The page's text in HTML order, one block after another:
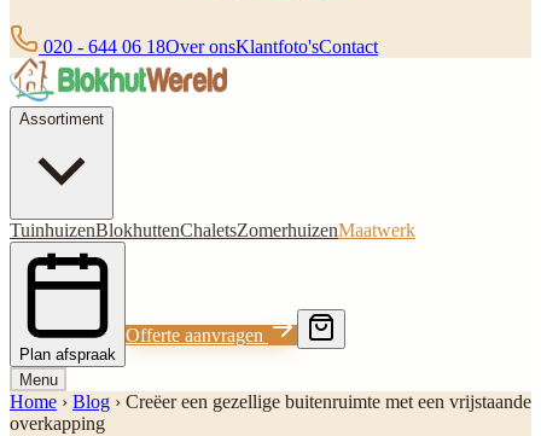
020 - 644 06 18Over onsKlantfoto'sContact
Assortiment
TuinhuizenBlokhuttenChaletsZomerhuizenMaatwerk
Plan afspraak
Offerte aanvragen
Menu
Home › Blog › Creëer een gezellige buitenruimte met een vrijstaande
overkapping